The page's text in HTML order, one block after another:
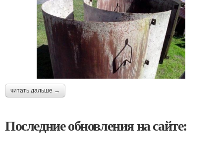
читать дальше →
Последние обновления на сайте: